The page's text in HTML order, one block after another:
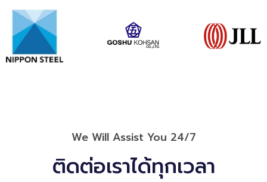
We Will Assist You 24/7
ติดต่อเราได้ทุกเวลา